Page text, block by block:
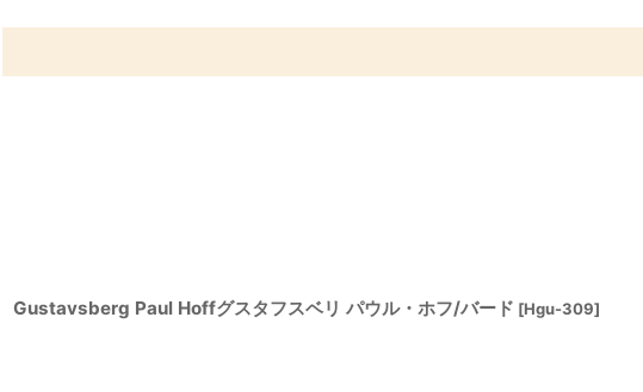
Gustavsberg Paul Hoffグスタフスベリ パウル・ホフ/バード [Hgu-309]